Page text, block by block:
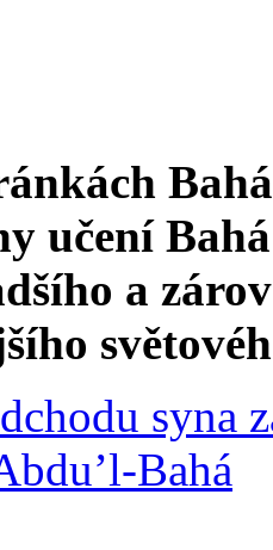
učení
a
syna
Bahá